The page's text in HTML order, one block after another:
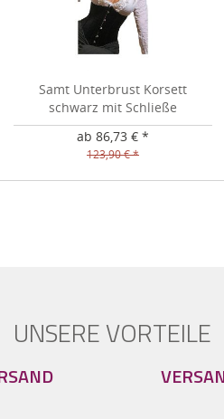
Samt Unterbrust Korsett
schwarz mit Schließe
ab 86,73 € *
123,90 € *
UNSERE VORTEILE